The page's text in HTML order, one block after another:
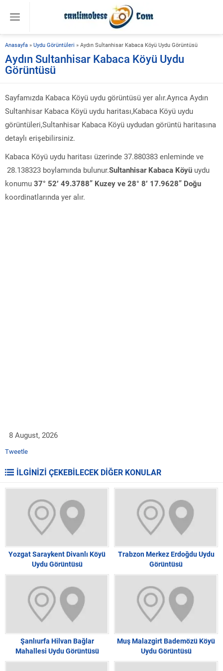
Anasayfa » Uydu Görüntüleri » Aydın Sultanhisar Kabaca Köyü Uydu Görüntüsü
Aydın Sultanhisar Kabaca Köyü Uydu
Görüntüsü
Sayfamızda Kabaca Köyü uydu görüntüsü yer alır.Ayrıca Aydın
Sultanhisar Kabaca Köyü uydu haritası,Kabaca Köyü uydu
görüntüleri,Sultanhisar Kabaca Köyü uydudan görüntü haritasına
detaylı erişebilirsiniz.
Kabaca Köyü uydu haritası üzerinde 37.880383 enleminde ve
28.138323 boylamında bulunur.Sultanhisar Kabaca Köyü uydu
konumu 37° 52′ 49.3788” Kuzey ve 28° 8′ 17.9628” Doğu
koordinatlarında yer alır.
8 August, 2026
Tweetle
İLGİNİZİ ÇEKEBİLECEK DİĞER KONULAR
Yozgat Saraykent Divanlı Köyü
Uydu Görüntüsü
Trabzon Merkez Erdoğdu Uydu
Görüntüsü
Şanlıurfa Hilvan Bağlar
Mahallesi Uydu Görüntüsü
Muş Malazgirt Bademözü Köyü
Uydu Görüntüsü